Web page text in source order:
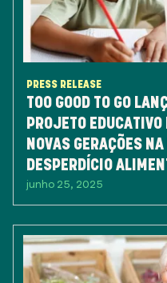
PRESS RELEASE
TOO GOOD TO GO
PROJETO
NOVAS GERAÇÕES
DESPERDÍCIO
junho 25, 2025